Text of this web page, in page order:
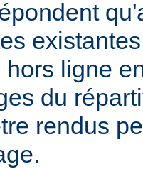
hors ligne
du
rendus